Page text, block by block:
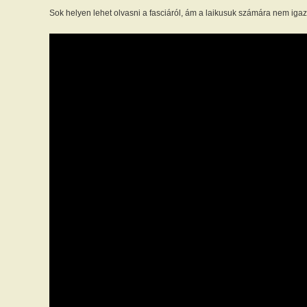
Sok helyen lehet olvasni a fasciáról, ám a laikusuk számára nem